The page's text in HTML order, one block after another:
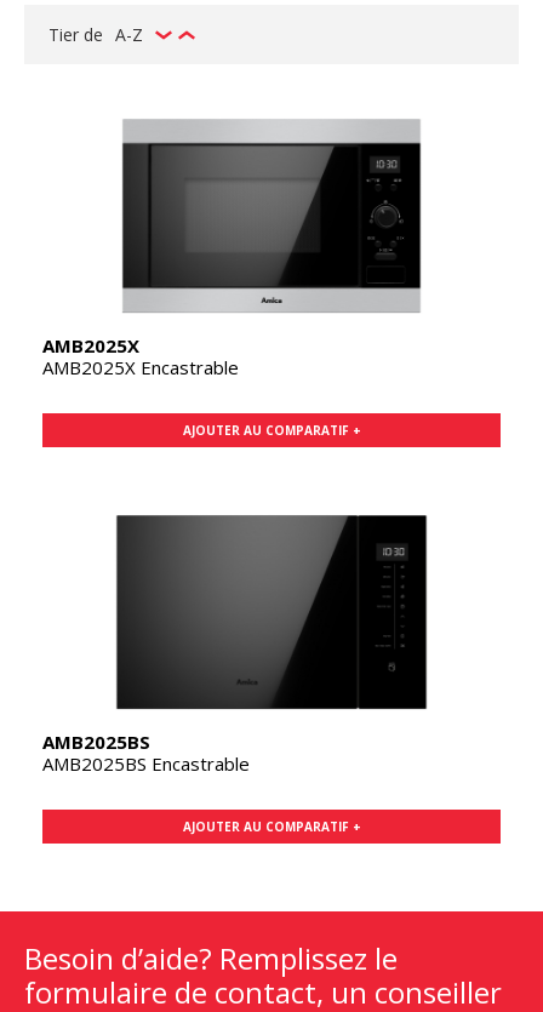
Tier de A-Z
AMB2025X
AMB2025X Encastrable
AJOUTER AU COMPARATIF +
AMB2025BS
AMB2025BS Encastrable
AJOUTER AU COMPARATIF +
Besoin d’aide? Remplissez le
formulaire de contact, un conseiller